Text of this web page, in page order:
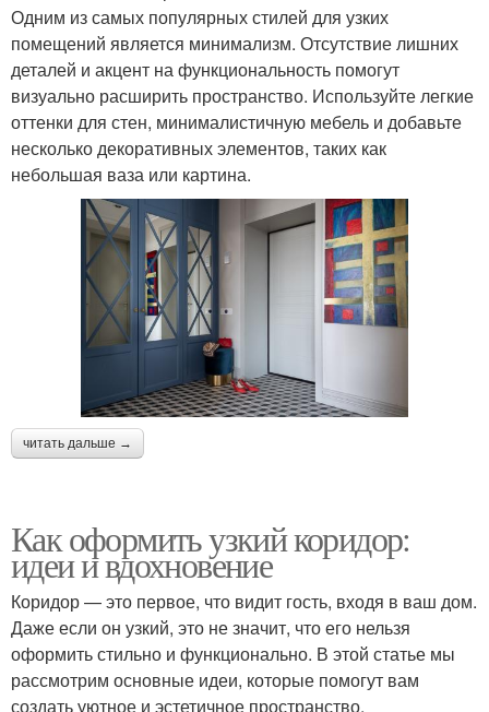
Одним из самых популярных стилей для узких
помещений является минимализм. Отсутствие лишних
деталей и акцент на функциональность помогут
визуально расширить пространство. Используйте легкие
оттенки для стен, минималистичную мебель и добавьте
несколько декоративных элементов, таких как
небольшая ваза или картина.
читать дальше →
Как оформить узкий коридор:
идеи и вдохновение
Коридор — это первое, что видит гость, входя в ваш дом.
Даже если он узкий, это не значит, что его нельзя
оформить стильно и функционально. В этой статье мы
рассмотрим основные идеи, которые помогут вам
создать уютное и эстетичное пространство.